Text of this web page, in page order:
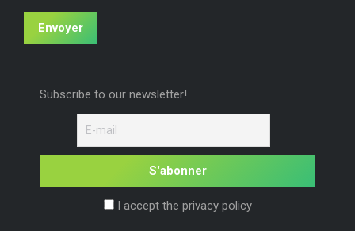
Envoyer
Subscribe to our newsletter!
I accept the privacy policy